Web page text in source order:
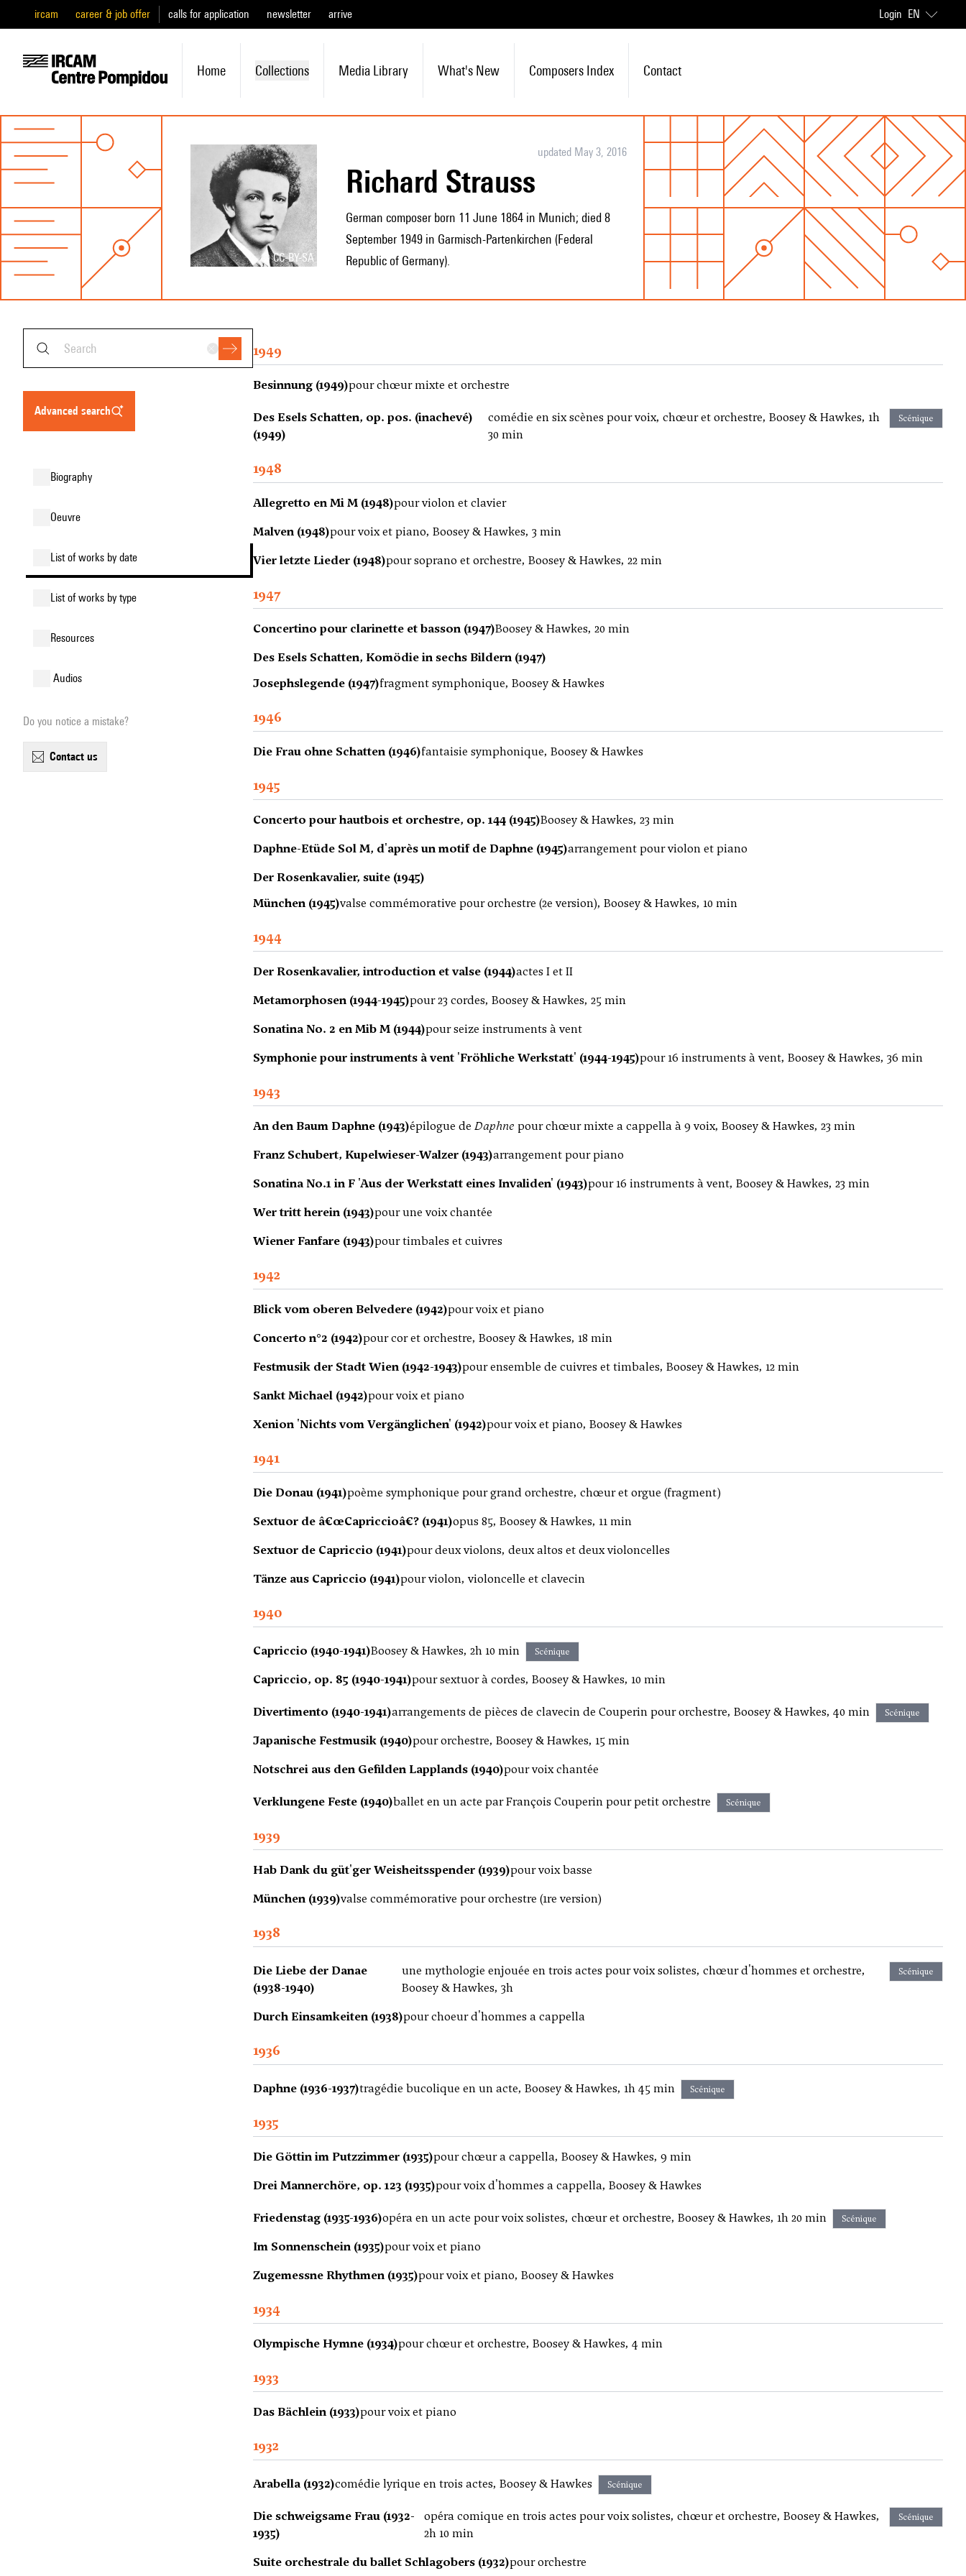
ircam career & job offer calls for application newsletter arrive Login EN
Home Collections Media Library What's New Composers Index Contact
© CC-BY-SA
updated May 3, 2016
Richard Strauss
German composer born 11 June 1864 in Munich; died 8
September 1949 in Garmisch-Partenkirchen (Federal
Republic of Germany).
advanced search
biography
oeuvre
list of works by date
list of works by type
resources
audios
Do you notice a mistake?
contact us
1949
Besinnung (1949)pour chœur mixte et orchestre
Des Esels Schatten, op. pos. (inachevé)
(1949)
comédie en six scènes pour voix, chœur et orchestre, Boosey & Hawkes, 1h
30 min
Scénique
1948
Allegretto en Mi M (1948)pour violon et clavier
Malven (1948)pour voix et piano, Boosey & Hawkes, 3 min
Vier letzte Lieder (1948)pour soprano et orchestre, Boosey & Hawkes, 22 min
1947
Concertino pour clarinette et basson (1947)Boosey & Hawkes, 20 min
Des Esels Schatten, Komödie in sechs Bildern (1947)
Josephslegende (1947)fragment symphonique, Boosey & Hawkes
1946
Die Frau ohne Schatten (1946)fantaisie symphonique, Boosey & Hawkes
1945
Concerto pour hautbois et orchestre, op. 144 (1945)Boosey & Hawkes, 23 min
Daphne-Etüde Sol M, d'après un motif de Daphne (1945)arrangement pour violon et piano
Der Rosenkavalier, suite (1945)
München (1945)valse commémorative pour orchestre (2e version), Boosey & Hawkes, 10 min
1944
Der Rosenkavalier, introduction et valse (1944)actes I et II
Metamorphosen (1944-1945)pour 23 cordes, Boosey & Hawkes, 25 min
Sonatina No. 2 en Mib M (1944)pour seize instruments à vent
Symphonie pour instruments à vent 'Fröhliche Werkstatt' (1944-1945)pour 16 instruments à vent, Boosey & Hawkes, 36 min
1943
An den Baum Daphne (1943)épilogue de Daphne pour chœur mixte a cappella à 9 voix, Boosey & Hawkes, 23 min
Franz Schubert, Kupelwieser-Walzer (1943)arrangement pour piano
Sonatina No.1 in F 'Aus der Werkstatt eines Invaliden' (1943)pour 16 instruments à vent, Boosey & Hawkes, 23 min
Wer tritt herein (1943)pour une voix chantée
Wiener Fanfare (1943)pour timbales et cuivres
1942
Blick vom oberen Belvedere (1942)pour voix et piano
Concerto n°2 (1942)pour cor et orchestre, Boosey & Hawkes, 18 min
Festmusik der Stadt Wien (1942-1943)pour ensemble de cuivres et timbales, Boosey & Hawkes, 12 min
Sankt Michael (1942)pour voix et piano
Xenion 'Nichts vom Vergänglichen' (1942)pour voix et piano, Boosey & Hawkes
1941
Die Donau (1941)poème symphonique pour grand orchestre, chœur et orgue (fragment)
Sextuor de â€œCapriccioâ€? (1941)opus 85, Boosey & Hawkes, 11 min
Sextuor de Capriccio (1941)pour deux violons, deux altos et deux violoncelles
Tänze aus Capriccio (1941)pour violon, violoncelle et clavecin
1940
Capriccio (1940-1941)Boosey & Hawkes, 2h 10 min Scénique
Capriccio, op. 85 (1940-1941)pour sextuor à cordes, Boosey & Hawkes, 10 min
Divertimento (1940-1941)arrangements de pièces de clavecin de Couperin pour orchestre, Boosey & Hawkes, 40 min Scénique
Japanische Festmusik (1940)pour orchestre, Boosey & Hawkes, 15 min
Notschrei aus den Gefilden Lapplands (1940)pour voix chantée
Verklungene Feste (1940)ballet en un acte par François Couperin pour petit orchestre Scénique
1939
Hab Dank du güt'ger Weisheitsspender (1939)pour voix basse
München (1939)valse commémorative pour orchestre (1re version)
1938
Die Liebe der Danae
(1938-1940)
une mythologie enjouée en trois actes pour voix solistes, chœur d'hommes et orchestre,
Boosey & Hawkes, 3h
Scénique
Durch Einsamkeiten (1938)pour choeur d'hommes a cappella
1936
Daphne (1936-1937)tragédie bucolique en un acte, Boosey & Hawkes, 1h 45 min Scénique
1935
Die Göttin im Putzzimmer (1935)pour chœur a cappella, Boosey & Hawkes, 9 min
Drei Mannerchöre, op. 123 (1935)pour voix d'hommes a cappella, Boosey & Hawkes
Friedenstag (1935-1936)opéra en un acte pour voix solistes, chœur et orchestre, Boosey & Hawkes, 1h 20 min Scénique
Im Sonnenschein (1935)pour voix et piano
Zugemessne Rhythmen (1935)pour voix et piano, Boosey & Hawkes
1934
Olympische Hymne (1934)pour chœur et orchestre, Boosey & Hawkes, 4 min
1933
Das Bächlein (1933)pour voix et piano
1932
Arabella (1932)comédie lyrique en trois actes, Boosey & Hawkes Scénique
Die schweigsame Frau (1932-
1935)
opéra comique en trois actes pour voix solistes, chœur et orchestre, Boosey & Hawkes,
2h 10 min
Scénique
Suite orchestrale du ballet Schlagobers (1932)pour orchestre